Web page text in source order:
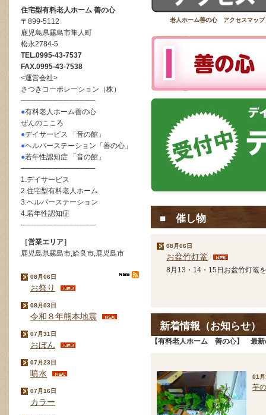
住宅型有料老人ホーム 善の心
〒899-5112
鹿児島県霧島市隼人町
松永2784-5
TEL.0995-43-7537
FAX.0995-43-7538
<運営会社>
さつきコーポレーション（株）
──────────────
●有料老人ホーム善の心
ぜんのこころ
●デイサービス 「音の館」
●ヘルパーステーション「善の心」
●若年性認知症 「音の館」
──────────────
1.デイサービス
2.住宅型有料老人ホーム
3.ヘルパーステーション
4.若年性認知症
──────────────
［営業エリア］
鹿児島県霧島市,姶良市,鹿児島市
08月06日
お祭り
08月03日
令和８年熊本地震
07月31日
おぼん
07月23日
噴水
07月16日
カラー
老人ホーム善の心 アクセスマップ
■ 催し物
08月06日
お盆竹灯篭
8月13・14・15日お盆竹灯篭
新着情報（お知らせ）
【有料老人ホーム 善の心】 最新
01
芋